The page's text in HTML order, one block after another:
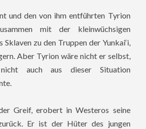
und den von ihm entführten Tyrion
mit der kleinwüchsigen
zu den Truppen der Yunkai‘i,
Aber Tyrion wäre nicht er selbst,
auch aus dieser Situation
Greif, erobert in Westeros seine
Er ist der Hüter des jungen